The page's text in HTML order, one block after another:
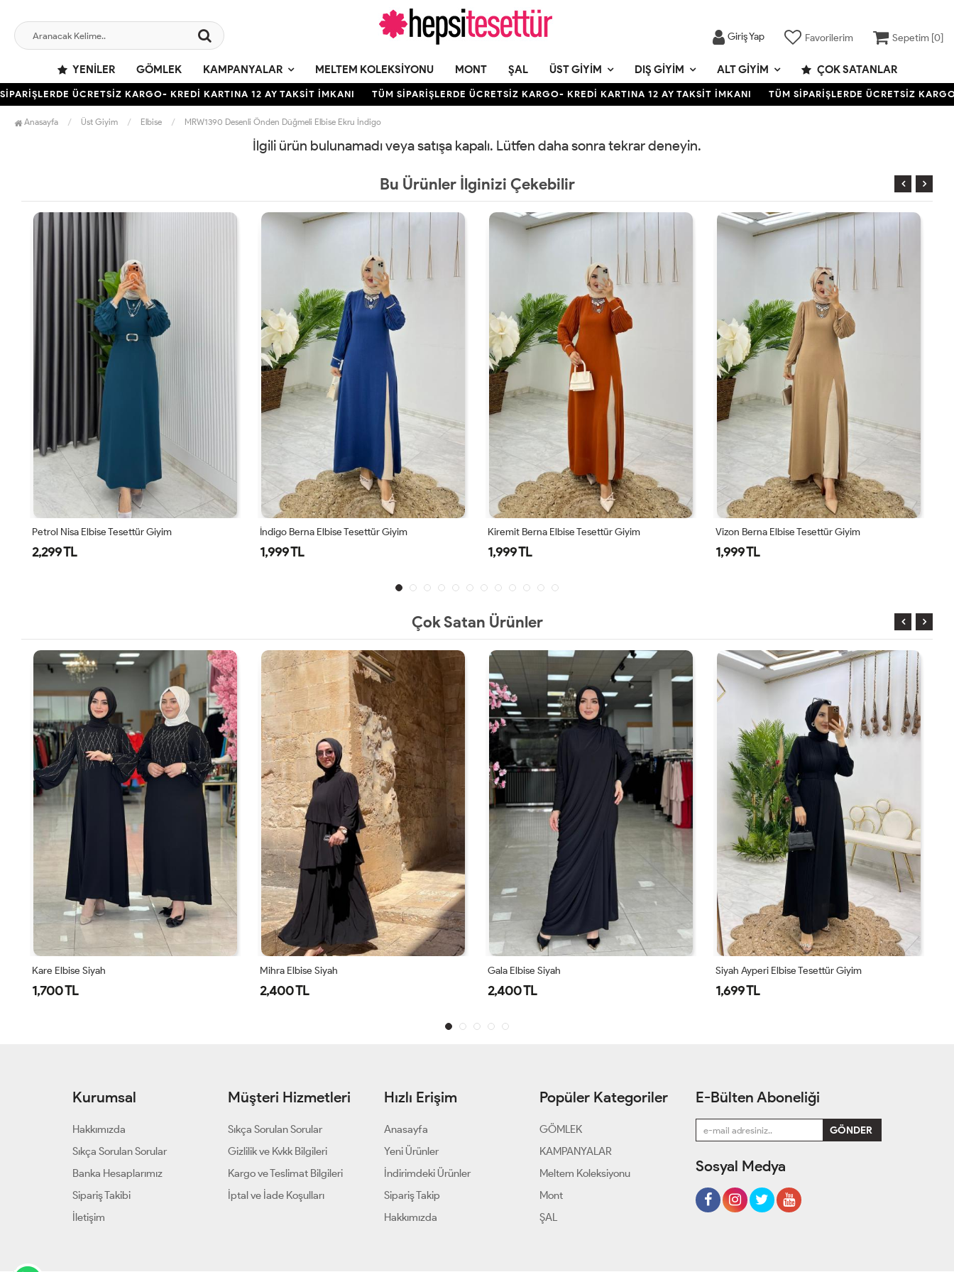
Giriş Yap Favorilerim Sepetim [0]
YENILER GÖMLEK KAMPANYALAR MELTEM KOLEKSIYONU MONT ŞAL ÜST GIYIM DIŞ GIYIM ALT GIYIM ÇOK SATANLAR
ÜCRETSİZ KARGO- KREDİ KARTINA 12 AY TAKSİT İMKANI TÜM SİPARİŞLERDE ÜCRETSİZ KARGO- KREDİ KARTINA 12 AY TAKSİT İMKANI TÜM SİPARİŞLERDE ÜCRETSİZ KARGO-
Anasayfa Üst Giyim Elbise MRW1390 Desenli Önden Düğmeli Elbise Ekru İndigo
İlgili ürün bulunamadı veya satışa kapalı. Lütfen daha sonra tekrar deneyin.
Bu Ürünler İlginizi Çekebilir
İndigo Berna Elbise Tesettür Giyim
1,999 TL
Kiremit Berna Elbise Tesettür Giyim
1,999 TL
Vizon Berna Elbise Tesettür Giyim
1,999 TL
Lacivert Berna Elbise Tesettür Giyim
1,999 TL
Çok Satan Ürünler
Mihra Elbise Siyah
2,400 TL
Gala Elbise Siyah
2,400 TL
Siyah Ayperi Elbise Tesettür Giyim
1,699 TL
Petrol Yeşil Ayperi Elbise Tesettür Giyim
1,699 TL
Kurumsal
Hakkımızda
Sıkça Sorulan Sorular
Banka Hesaplarımız
Sipariş Takibi
İletişim
Müşteri Hizmetleri
Sıkça Sorulan Sorular
Gizlilik ve Kvkk Bilgileri
Kargo ve Teslimat Bilgileri
İptal ve İade Koşulları
Hızlı Erişim
Anasayfa
Yeni Ürünler
İndirimdeki Ürünler
Sipariş Takip
Hakkımızda
Popüler Kategoriler
GÖMLEK
KAMPANYALAR
Meltem Koleksiyonu
Mont
ŞAL
E-Bülten Aboneliği
Sosyal Medya